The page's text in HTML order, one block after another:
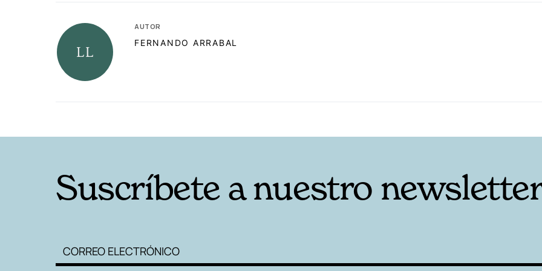
AUTOR
FERNANDO ARRABAL
Suscríbete a nuestro